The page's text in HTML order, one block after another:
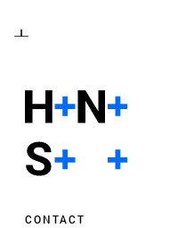
CONTACT